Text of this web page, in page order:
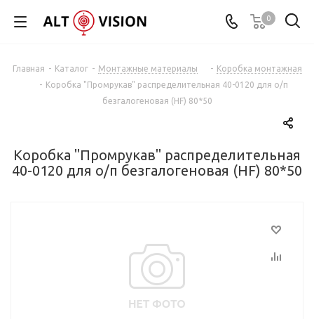
0
Главная - Каталог - Монтажные материалы - Коробка монтажная
- Коробка "Промрукав" распределительная 40-0120 для о/п
безгалогеновая (HF) 80*50
Коробка "Промрукав" распределительная
40-0120 для о/п безгалогеновая (HF) 80*50